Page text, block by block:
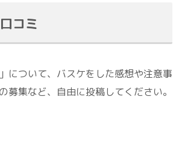
コミ
について、バスケをした感想や注意事
募集など、自由に投稿してください。